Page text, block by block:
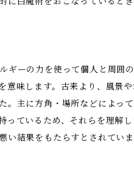
ギーの力を使って個人と周囲
味します。古来より、風景
。主に方角・場所などによっ
っているため、それらを理解
結果をもたらすとされていま